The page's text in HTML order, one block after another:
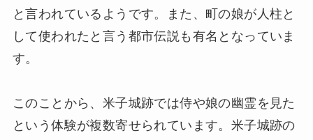
と言われているようです。また、町の娘が人柱と
して使われたと言う都市伝説も有名となっていま
す。
このことから、米子城跡では侍や娘の幽霊を見た
という体験が複数寄せられています。米子城跡の